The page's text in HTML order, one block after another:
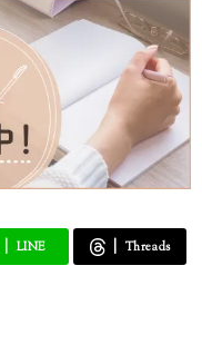
LINE Threads